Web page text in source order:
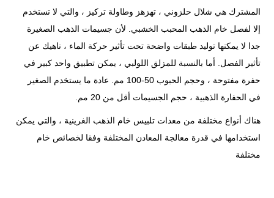
المشترك هي شلال حلزوني ، تهزهز وطاولة تركيز ، والتي لا تستخدم
إلا لفصل خام الذهب المحبب الخشبي. لأن جسيمات الذهب الصغيرة
جدا لا يمكنها توليد طبقات واضحة تحت تأثير حركة الماء ، ناهيك عن
تأثير الفصل. أما بالنسبة للمزلق اللولبي ، يمكن تطبيق واحد كبير في
حفرة مفتوحة ، وحجم الحبوب 50-100 مم. عادة ما يستخدم الصغير
في الحفارة الذهبية ، حجم الجسيمات أقل من 20 مم.
هناك أنواع مختلفة من معدات تلبيس خام الذهب الغرينية ، والتي يمكن
استخدامها في قدرة معالجة المعادن المختلفة وفقا لخصائص خام
مختلفة